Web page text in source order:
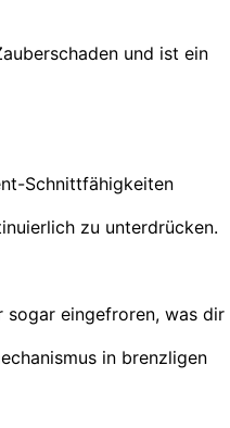
und ist ein
Schnittfähigkeiten
zu unterdrücken.
sogar eingefroren, was dir
in brenzligen